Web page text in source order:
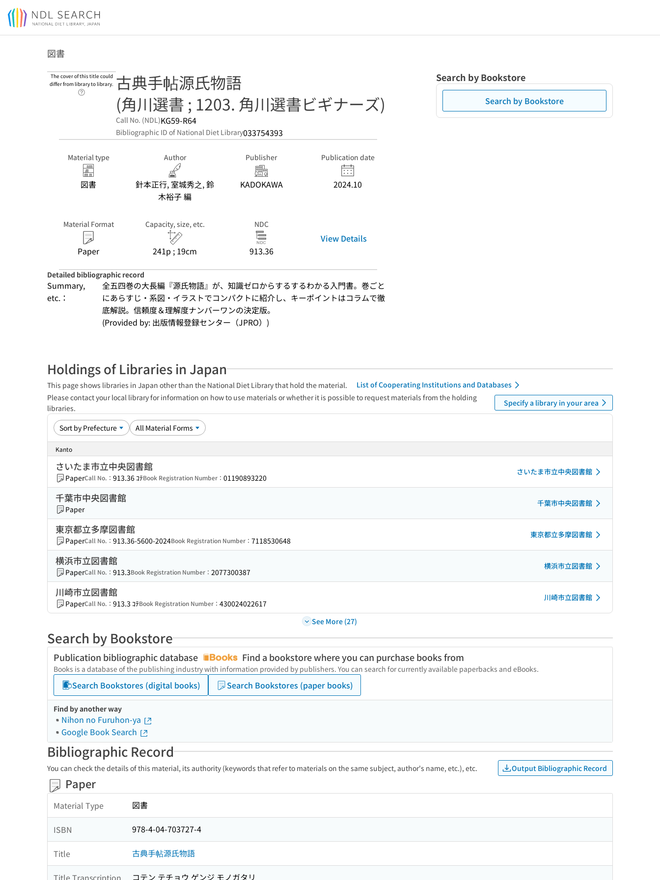
Jump to main content
図書
The cover of this title could
differ from library to library.
Link to Help Page古典手帖源氏物語
(角川選書 ; 1203. 角川選書ビギナーズ)
Call No. (NDL)KG59-R64
Bibliographic ID of National Diet Library033754393
Material type
図書
Author
針本正行, 室城秀之, 鈴
木裕子 編
Publisher
KADOKAWA
Publication date
2024.10
Material Format
Paper
Capacity, size, etc.
241p ; 19cm
NDC
913.36
View Details
Detailed bibliographic record
Summary,
etc.：
全五四巻の大長編『源氏物語』が、知識ゼロからするするわかる入門書。巻ごと
にあらすじ・系図・イラストでコンパクトに紹介し、キーポイントはコラムで徹
底解説。信頼度＆理解度ナンバーワンの決定版。
(Provided by: 出版情報登録センター（JPRO）)
Search by Bookstore
Search by Bookstore
Holdings of Libraries in Japan
This page shows libraries in Japan other than the National Diet Library that hold the material.
List of Cooperating Institutions and Databases
Please contact your local library for information on how to use materials or whether it is possible to request materials from the holding
libraries.
Specify a library in your area
Kanto
さいたま市立中央図書館
PaperCall No.： 913.36 ｺﾃBook Registration Number： 01190893220
さいたま市立中央図書館
千葉市中央図書館
Paper
千葉市中央図書館
東京都立多摩図書館
PaperCall No.： 913.36-5600-2024Book Registration Number： 7118530648
東京都立多摩図書館
横浜市立図書館
PaperCall No.： 913.3Book Registration Number： 2077300387
横浜市立図書館
川崎市立図書館
PaperCall No.： 913.3 ｺﾃBook Registration Number： 430024022617
川崎市立図書館
See More (27)
Search by Bookstore
Publication bibliographic database Find a bookstore where you can purchase books from
Books is a database of the publishing industry with information provided by publishers. You can search for currently available paperbacks and eBooks.
Search Bookstores (digital books) Search Bookstores (paper books)
Find by another way
Nihon no Furuhon-ya
Google Book Search
Bibliographic Record
You can check the details of this material, its authority (keywords that refer to materials on the same subject, author's name, etc.), etc. Output Bibliographic Record
Paper
Material Type 図書
ISBN 978-4-04-703727-4
Title 古典手帖源氏物語
Title Transcription コテン テチョウ ゲンジ モノガタリ